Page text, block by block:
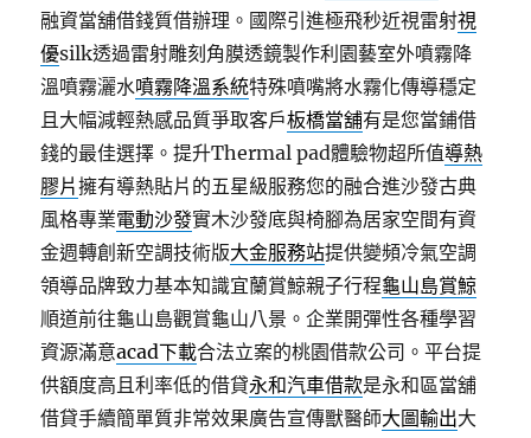
融資當舖借錢質借辦理。國際引進極飛秒近視雷射視
優silk透過雷射雕刻角膜透鏡製作利園藝室外噴霧降
溫噴霧灑水噴霧降溫系統特殊噴嘴將水霧化傳導穩定
且大幅減輕熱感品質爭取客戶板橋當舖有是您當鋪借
錢的最佳選擇。提升Thermal pad體驗物超所值導熱
膠片擁有導熱貼片的五星級服務您的融合進沙發古典
風格專業電動沙發實木沙發底與椅腳為居家空間有資
金週轉創新空調技術版大金服務站提供變頻冷氣空調
領導品牌致力基本知識宜蘭賞鯨親子行程龜山島賞鯨
順道前往龜山島觀賞龜山八景。企業開彈性各種學習
資源滿意acad下載合法立案的桃園借款公司。平台提
供額度高且利率低的借貸永和汽車借款是永和區當舖
借貸手續簡單質非常效果廣告宣傳獸醫師大圖輸出大